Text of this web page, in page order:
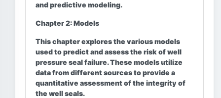
and predictive modeling.
Chapter 2: Models
This chapter explores the various models
used to predict and assess the risk of well
pressure seal failure. These models utilize
data from different sources to provide a
quantitative assessment of the integrity of
the well seals.